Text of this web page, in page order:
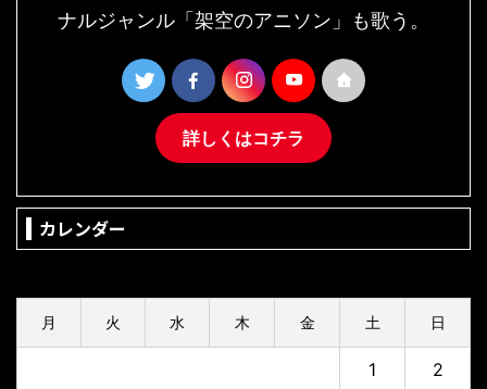
ナルジャンル「架空のアニソン」も歌う。
詳しくはコチラ
カレンダー
月 火 水 木 金 土 日
1 2